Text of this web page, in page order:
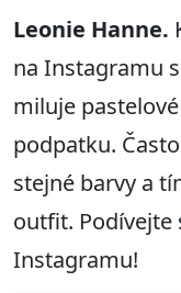
Leonie Hanne.
na Instagramu
miluje
podpatku.
stejné barvy a
outfit. Podívejte
Instagramu!